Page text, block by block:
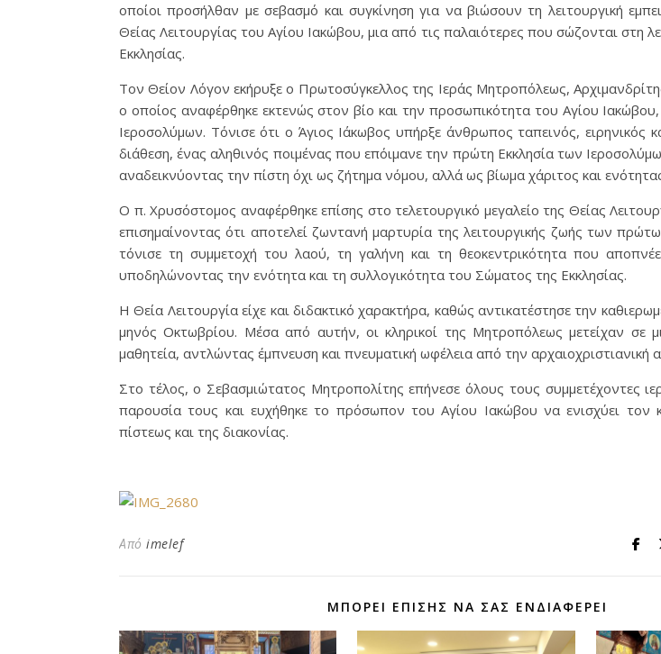
οποίοι προσήλθαν με σεβασμό και συγκίνηση για να βιώσουν τη λειτουργική
Θείας Λειτουργίας του Αγίου Ιακώβου, μια από τις παλαιότερες που σώζονται στη
Εκκλησίας.
Τον Θείον Λόγον εκήρυξε ο Πρωτοσύγκελλος της Ιεράς Μητροπόλεως,
ο οποίος αναφέρθηκε εκτενώς στον βίο και την προσωπικότητα του Αγίου
Ιεροσολύμων. Τόνισε ότι ο Άγιος Ιάκωβος υπήρξε άνθρωπος ταπεινός, ειρηνικός
διάθεση, ένας αληθινός ποιμένας που επόιμανε την πρώτη Εκκλησία των
αναδεικνύοντας την πίστη όχι ως ζήτημα νόμου, αλλά ως βίωμα χάριτος και
Ο π. Χρυσόστομος αναφέρθηκε επίσης στο τελετουργικό μεγαλείο της Θείας
επισημαίνοντας ότι αποτελεί ζωντανή μαρτυρία της λειτουργικής ζωής των
τόνισε τη συμμετοχή του λαού, τη γαλήνη και τη θεοκεντρικότητα που
υποδηλώνοντας την ενότητα και τη συλλογικότητα του Σώματος της Εκκλησίας.
Η Θεία Λειτουργία είχε και διδακτικό χαρακτήρα, καθώς αντικατέστησε την
μηνός Οκτωβρίου. Μέσα από αυτήν, οι κληρικοί της Μητροπόλεως μετείχαν σε
μαθητεία, αντλώντας έμπνευση και πνευματική ωφέλεια από την αρχαιοχριστιανική
Στο τέλος, ο Σεβασμιώτατος Μητροπολίτης επήνεσε όλους τους συμμετέχοντες
παρουσία τους και ευχήθηκε το πρόσωπον του Αγίου Ιακώβου να ενισχύει τον
πίστεως και της διακονίας.
Από imelef
ΜΠΟΡΕΊ ΕΠΊΣΗΣ ΝΑ ΣΑΣ ΕΝΔΙΑΦΈΡΕΙ